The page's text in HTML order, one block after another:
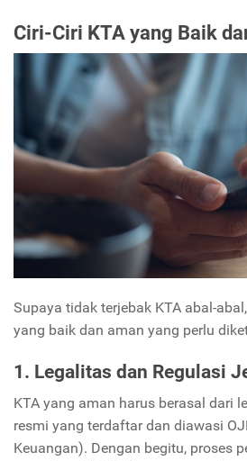
Ciri-Ciri KTA yang Baik
Supaya tidak terjebak KTA abal-
yang baik dan aman yang perlu
1. Legalitas dan Regulasi
KTA yang aman harus berasal dari
resmi yang terdaftar dan diawasi
Keuangan). Dengan begitu, proses